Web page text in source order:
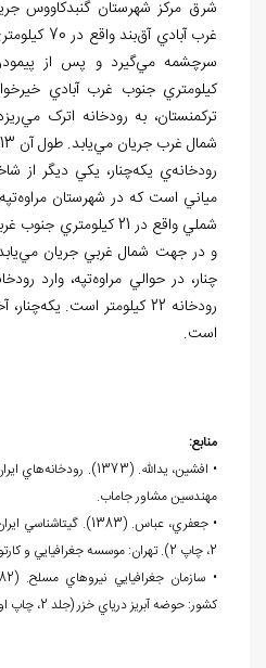
شرق مرکز شهرستان گنبدکاووس
غرب آبادي آقبند واقع در 70 کيلومتري شمال
سرچشمه مي
کيلومتري جنوب غرب آبادي
ترکمنستان، به رودخانه اترک مي
شمال غرب جريان مييابد. طول آن 13 کيلومتر است.
رودخانهي يکهچنار، يکي ديگر از
مياني است که در شهرستان مراوه
شملي واقع در 21 کيلومتري جنوب غربي مراوه
و در جهت شمال غربي جريان مي
چنار، در حوالي مراوهتپه، وارد
رودخانه 22 کيلومتر است. يکه
است.
منابع:
• افشين، يدالله. (1373). رودخانه
مهندسين مشاور جاماب.
• جعفري، عباس. (1383). گيتاشناسي ايران: رودها و رودنامه
2، چاپ 2). تهران: موسسه جغرافيايي و کارتوگرافي گيتاشناسي.
کشور: حوضه آبريز درياي خزر (جلد 2، چاپ اول). تهران: مؤلف.